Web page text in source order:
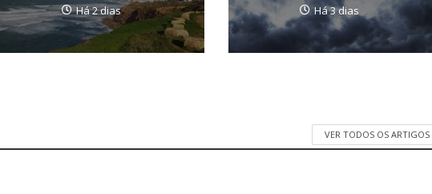
Há 2 dias Há 3 dias
VER TODOS OS ARTIGOS